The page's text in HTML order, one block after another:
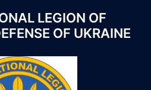
LEGION OF
OF UKRAINE